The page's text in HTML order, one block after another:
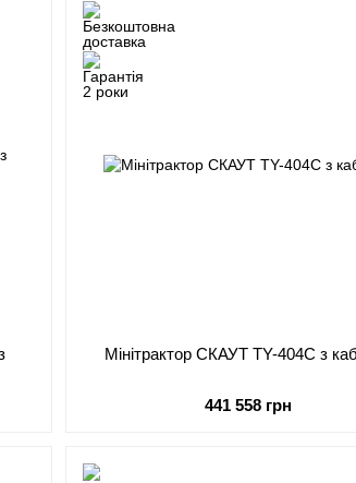
Мінітрактор СКАУТ TY-404С з
441 558 грн